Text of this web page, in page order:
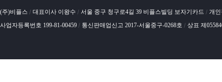
(주)비플스 / 대표이사 이왕수 / 서울 중구 청구로4길 39 비플스빌딩 보자기카드 / 개
사업자등록번호 199-81-00459 / 통신판매업신고 2017-서울중구-0268호 / 상표 제